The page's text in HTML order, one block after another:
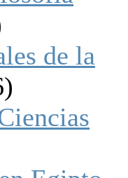
de la